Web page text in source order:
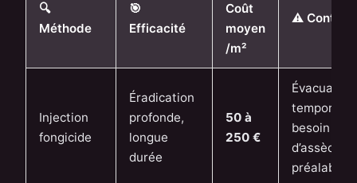
🔍
Méthode
🎯
Efficacité
Coût
moyen
/m²
⚠️
Injection
fongicide
Éradication
profonde,
longue
durée
50 à
250 €
Évacuation
besoin
préalable